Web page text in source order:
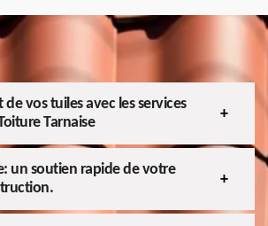
vos tuiles avec les services
Tarnaise
un soutien rapide de votre